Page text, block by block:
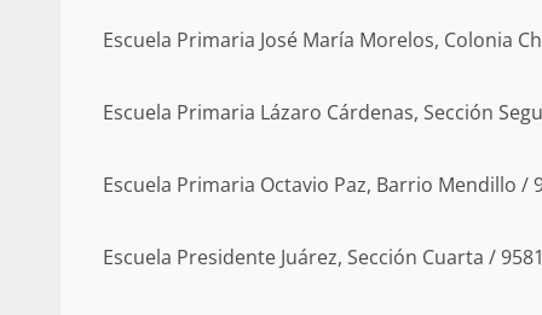
Escuela Primaria José María Morelos, Colonia
Escuela Primaria Lázaro Cárdenas, Sección
Escuela Primaria Octavio Paz, Barrio Mendillo /
Escuela Presidente Juárez, Sección Cuarta /
California; FGR lo
organizada y